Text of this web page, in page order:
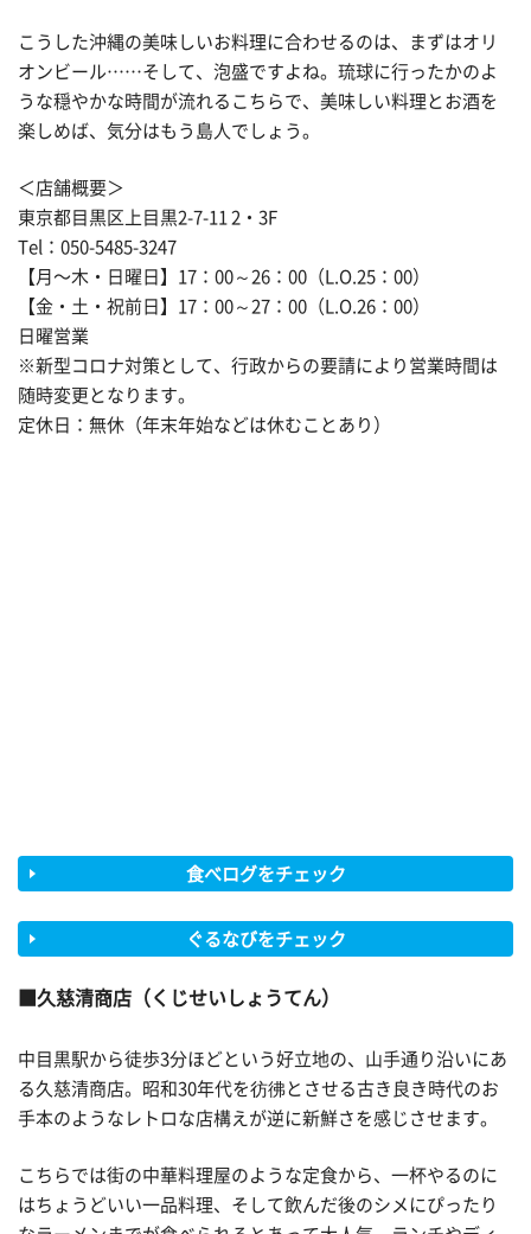
こうした沖縄の美味しいお料理に合わせるのは、まずはオリ
オンビール……そして、泡盛ですよね。琉球に行ったかのよ
うな穏やかな時間が流れるこちらで、美味しい料理とお酒を
楽しめば、気分はもう島人でしょう。
＜店舗概要＞
東京都目黒区上目黒2-7-11 2・3F
Tel：050-5485-3247
【月〜木・日曜日】17：00～26：00（L.O.25：00）
【金・土・祝前日】17：00～27：00（L.O.26：00）
日曜営業
※新型コロナ対策として、行政からの要請により営業時間は
随時変更となります。
定休日：無休（年末年始などは休むことあり）
食べログをチェック
ぐるなびをチェック
久慈清商店（くじせいしょうてん）
中目黒駅から徒歩3分ほどという好立地の、山手通り沿いにあ
る久慈清商店。昭和30年代を彷彿とさせる古き良き時代のお
手本のようなレトロな店構えが逆に新鮮さを感じさせます。
こちらでは街の中華料理屋のような定食から、一杯やるのに
はちょうどいい一品料理、そして飲んだ後のシメにぴったり